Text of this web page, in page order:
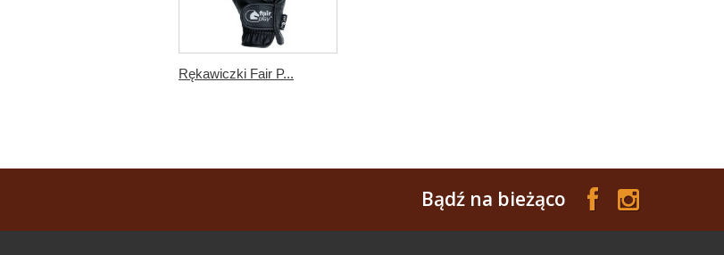
Rękawiczki Fair P...
Bądź na bieżąco